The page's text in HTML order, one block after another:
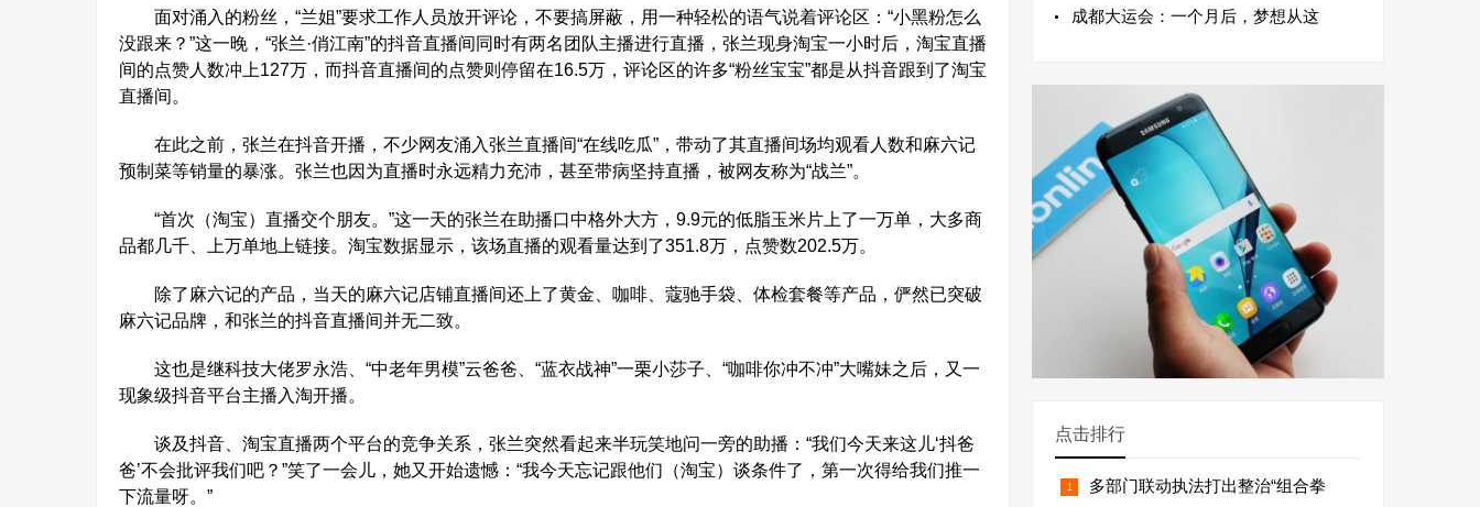
面对涌入的粉丝，“兰姐”要求工作人员放开评论，不要搞屏蔽，用一种轻松的语气说着评论区：“小黑粉怎么
没跟来？”这一晚，“张兰·俏江南”的抖音直播间同时有两名团队主播进行直播，张兰现身淘宝一小时后，淘宝直播
间的点赞人数冲上127万，而抖音直播间的点赞则停留在16.5万，评论区的许多“粉丝宝宝”都是从抖音跟到了淘宝
直播间。
在此之前，张兰在抖音开播，不少网友涌入张兰直播间“在线吃瓜”，带动了其直播间场均观看人数和麻六记
预制菜等销量的暴涨。张兰也因为直播时永远精力充沛，甚至带病坚持直播，被网友称为“战兰”。
“首次（淘宝）直播交个朋友。”这一天的张兰在助播口中格外大方，9.9元的低脂玉米片上了一万单，大多商
品都几千、上万单地上链接。淘宝数据显示，该场直播的观看量达到了351.8万，点赞数202.5万。
除了麻六记的产品，当天的麻六记店铺直播间还上了黄金、咖啡、蔻驰手袋、体检套餐等产品，俨然已突破
麻六记品牌，和张兰的抖音直播间并无二致。
这也是继科技大佬罗永浩、“中老年男模”云爸爸、“蓝衣战神”一栗小莎子、“咖啡你冲不冲”大嘴妹之后，又一
现象级抖音平台主播入淘开播。
谈及抖音、淘宝直播两个平台的竞争关系，张兰突然看起来半玩笑地问一旁的助播：“我们今天来这儿‘抖爸
爸’不会批评我们吧？”笑了一会儿，她又开始遗憾：“我今天忘记跟他们（淘宝）谈条件了，第一次得给我们推一
下流量呀。”
成都大运会：一个月后，梦想从这
点击排行
多部门联动执法打出整治“组合拳